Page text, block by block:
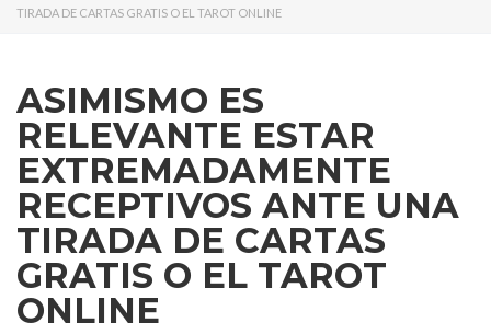
TIRADA DE CARTAS GRATIS O EL TAROT ONLINE
ASIMISMO ES
RELEVANTE ESTAR
EXTREMADAMENTE
RECEPTIVOS ANTE UNA
TIRADA DE CARTAS
GRATIS O EL TAROT
ONLINE